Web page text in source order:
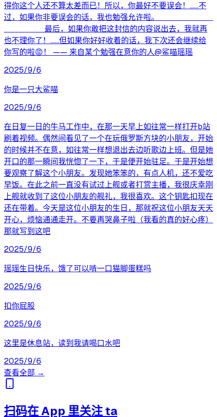
得你这个人还不算太差而已！所以，你最好不要误会！……不
过，如果你非要误会的话，我也勉强允许啦。＿＿＿＿＿＿＿
＿＿＿＿＿ 最后，如果你敢把这封信的内容说出去，我就再
也不理你了！……但如果你好好收着的话，我下次还会继续给
你写的啦😡！ —— 来自某个勉强在意你的人@鲨喵瑶瑶
2025/9/6
你是一只大鲨喵
2025/9/6
在日复一日的牛马工作中，在那一天早上如往常一样打开b站
刷着视频。偶然间看见了一个在玩俄罗斯方块的小朋友，开始
的时候并不在意，如往常一样想退出去边听歌边上班。但是她
开口的那一瞬间我恍惚了一下，于是便开始驻足。于是开始想
要观察了解这个小朋友。发现她笨笨的，有点人机，还不爱吃
早饭。在此之前一直没有试过上舰或者打赏主播，我很庆幸刚
上舰就收到了这位小朋友的舰礼，我很喜欢。这个钥匙扣现在
还在带着。今天是这位小朋友的生日，那就祝这位小朋友天天
开心，烦恼通通走开。不要再哭鼻子啦（我看的真的好心疼）
那就写到这吧
2025/9/6
瑶瑶生日快乐，饿了可以啃一口猫脚蛋糕吗
2025/9/6
扣你屁股
2025/9/6
这里是休息站，读到我请喝口水吧
2025/9/6
查看全部 →
扫码在 App 里关注 ta